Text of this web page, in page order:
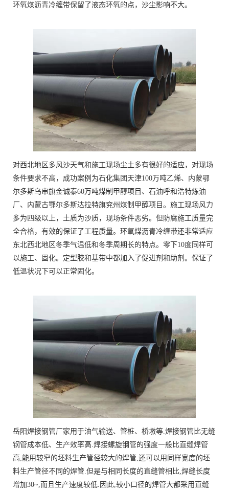
环氧煤沥青冷缠带保留了液态环氧的点，沙尘影响不大。
对西北地区多风沙天气和施工现场尘土多有很好的适应，对现场
条件要求不高，成功案例为石化集团天津100万吨乙烯、内蒙鄂
尔多斯乌审旗金诚泰60万吨煤制甲醇项目、石油呼和浩特炼油
厂、内蒙古鄂尔多斯达拉特旗兖州煤制甲醇项目。施工现场风力
多为四级以上，土质为沙质，现场条件恶劣。但防腐施工质量完
全合格，有效的保证了工程质量。环氧煤沥青冷缠带还非常适应
东北西北地区冬季气温低和冬季周期长的特点。零下10度同样可
以施工、固化。定型胶和基带中都加入了促进剂和助剂。保证了
低温状况下可以正常固化。
岳阳焊接钢管厂家用于油气输送、管桩、桥墩等.焊接钢管比无缝
钢管成本低、生产效率高.焊接螺旋钢管的强度一般比直缝焊管
高,能用较窄的坯料生产管径较大的焊管,还可以用同样宽度的坯
料生产管径不同的焊管.但是与相同长度的直缝管相比,焊缝长度
增加30~,而且生产速度较低.因此,较小口径的焊管大都采用直缝